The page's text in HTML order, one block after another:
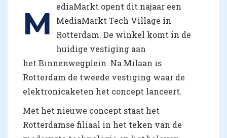
M
ediaMarkt opent dit najaar een
MediaMarkt Tech Village in
Rotterdam. De winkel komt in de
huidige vestiging aan
het Binnenwegplein. Na Milaan is
Rotterdam de tweede vestiging waar de
elektronicaketen het concept lanceert.
Met het nieuwe concept staat het
Rotterdamse filiaal in het teken van de